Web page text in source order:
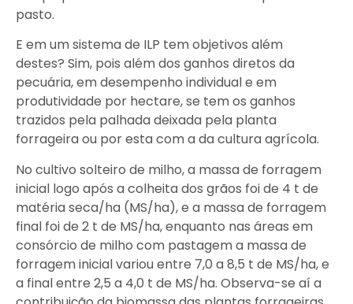
pasto.
E em um sistema de ILP tem objetivos além
destes? Sim, pois além dos ganhos diretos da
pecuária, em desempenho individual e em
produtividade por hectare, se tem os ganhos
trazidos pela palhada deixada pela planta
forrageira ou por esta com a da cultura agrícola.
No cultivo solteiro de milho, a massa de forragem
inicial logo após a colheita dos grãos foi de 4 t de
matéria seca/ha (MS/ha), e a massa de forragem
final foi de 2 t de MS/ha, enquanto nas áreas em
consórcio de milho com pastagem a massa de
forragem inicial variou entre 7,0 a 8,5 t de MS/ha, e
a final entre 2,5 a 4,0 t de MS/ha. Observa-se aí a